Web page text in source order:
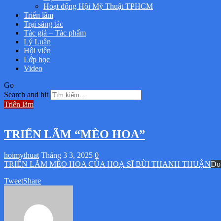
Hoạt động Hội Mỹ Thuật TPHCM
Triển lãm
Trại sáng tác
Tác giả – Tác phẩm
Lý Luận
Hội viên
Lớp học
Video
Go
Search and hit
Triển lãm
TRIỂN LÃM “MÈO HOA”
hoimythuat Tháng 3 3, 2025 0
TRIỂN LÃM MÈO HOA CỦA HOẠ SĨ BÙI THANH THUẬN
TweetShare